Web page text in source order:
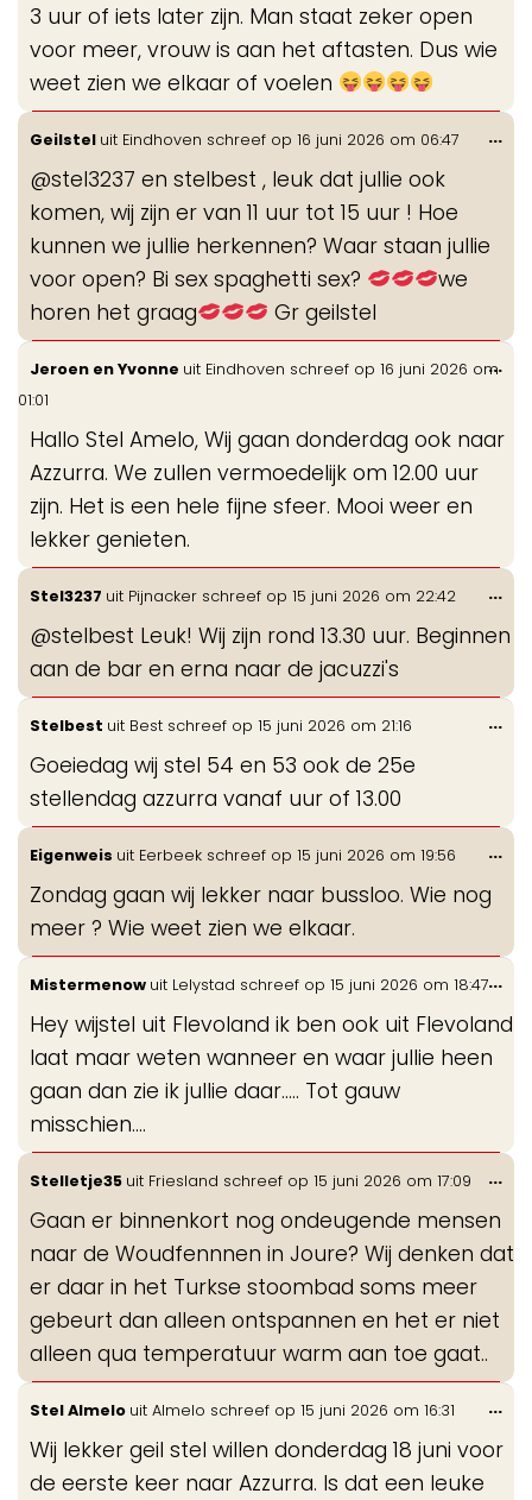
3 uur of iets later zijn. Man staat zeker open
voor meer, vrouw is aan het aftasten. Dus wie
weet zien we elkaar of voelen
Geilstel uit Eindhoven schreef op 16 juni 2026 om 06:47
@stel3237 en stelbest , leuk dat jullie ook
komen, wij zijn er van 11 uur tot 15 uur ! Hoe
kunnen we jullie herkennen? Waar staan jullie
voor open? Bi sex spaghetti sex?
we
horen het graag
Gr geilstel
...
Jeroen en Yvonne uit Eindhoven schreef op 16 juni 2026 om
01:01
Hallo Stel Amelo, Wij gaan donderdag ook naar
Azzurra. We zullen vermoedelijk om 12.00 uur
zijn. Het is een hele fijne sfeer. Mooi weer en
lekker genieten.
...
Stel3237 uit Pijnacker schreef op 15 juni 2026 om 22:42
@stelbest Leuk! Wij zijn rond 13.30 uur. Beginnen
aan de bar en erna naar de jacuzzi's
...
Stelbest uit Best schreef op 15 juni 2026 om 21:16
Goeiedag wij stel 54 en 53 ook de 25e
stellendag azzurra vanaf uur of 13.00
...
Eigenweis uit Eerbeek schreef op 15 juni 2026 om 19:56
Zondag gaan wij lekker naar bussloo. Wie nog
meer ? Wie weet zien we elkaar.
...
Mistermenow uit Lelystad schreef op 15 juni 2026 om 18:47
Hey wijstel uit Flevoland ik ben ook uit Flevoland
laat maar weten wanneer en waar jullie heen
gaan dan zie ik jullie daar..... Tot gauw
misschien....
...
Stelletje35 uit Friesland schreef op 15 juni 2026 om 17:09
Gaan er binnenkort nog ondeugende mensen
naar de Woudfennnen in Joure? Wij denken dat
er daar in het Turkse stoombad soms meer
gebeurt dan alleen ontspannen en het er niet
alleen qua temperatuur warm aan toe gaat..
...
Stel Almelo uit Almelo schreef op 15 juni 2026 om 16:31
Wij lekker geil stel willen donderdag 18 juni voor
de eerste keer naar Azzurra. Is dat een leuke
...